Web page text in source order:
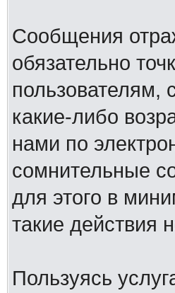
Сообщения
обязательно
какие-либо
нами по
сомнительные
для этого в
такие действия
Пользуясь